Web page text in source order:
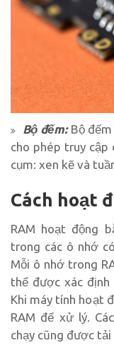
Bộ đếm:Bộ đếm
cho phép truy cập
cụm: xen kẽ và
Cách hoạt
RAM hoạt động
trong các ô nhớ
Mỗi ô nhớ trong
thể được xác định
Khi máy tính hoạt
RAM để xử lý.
chạy cũng được